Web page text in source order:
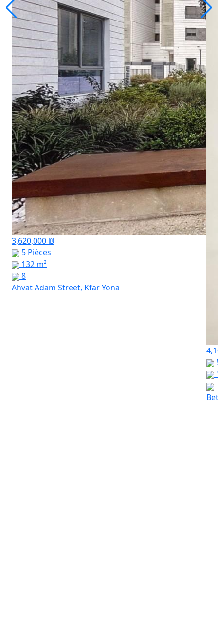
3,620,000 ₪
5 Pièces
132 m²
8
Ahvat Adam Street, Kfar Yona